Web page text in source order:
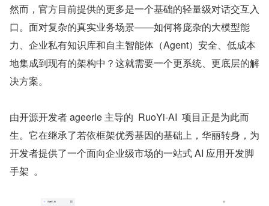
然而，官方目前提供的更多是一个基础的轻量级对话交互入
口。面对复杂的真实业务场景——如何将庞杂的大模型能
力、企业私有知识库和自主智能体（Agent）安全、低成本
地集成到现有的架构中？这就需要一个更系统、更底层的解
决方案。
由开源开发者 ageerle 主导的  RuoYi-AI  项目正是为此而
生。它在继承了若依框架优秀基因的基础上，华丽转身，为
开发者提供了一个面向企业级市场的一站式 AI 应用开发脚
手架  。